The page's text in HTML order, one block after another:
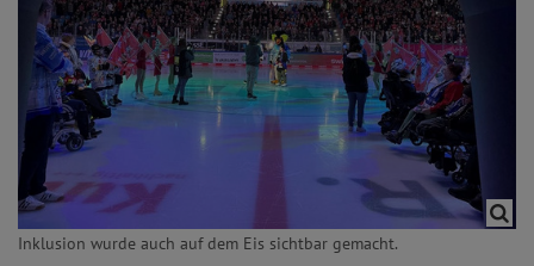
Inklusion wurde auch auf dem Eis sichtbar gemacht.